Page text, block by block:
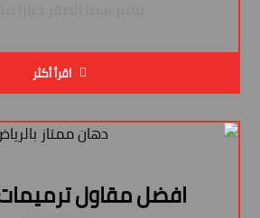
اقرأ أكثر
افضل مقاول